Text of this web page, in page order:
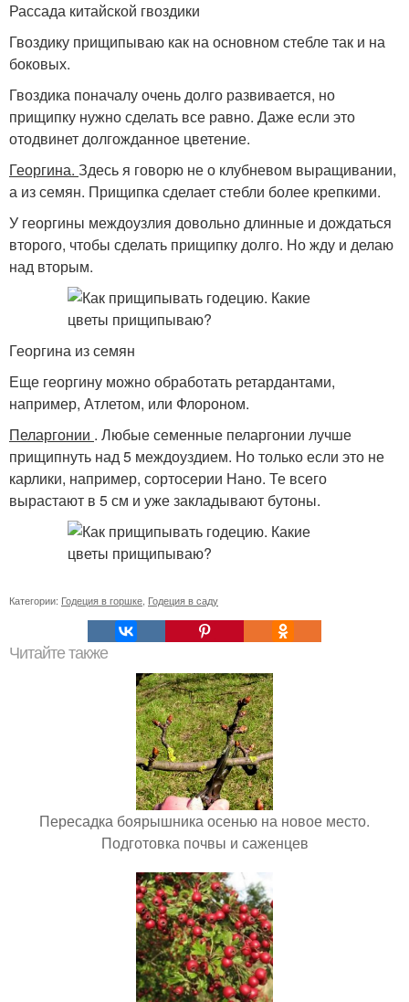
Рассада китайской гвоздики
Гвоздику прищипываю как на основном стебле так и на
боковых.
Гвоздика поначалу очень долго развивается, но
прищипку нужно сделать все равно. Даже если это
отодвинет долгожданное цветение.
Георгина. Здесь я говорю не о клубневом выращивании,
а из семян. Прищипка сделает стебли более крепкими.
У георгины междоузлия довольно длинные и дождаться
второго, чтобы сделать прищипку долго. Но жду и делаю
над вторым.
Георгина из семян
Еще георгину можно обработать ретардантами,
например, Атлетом, или Флороном.
Пеларгонии . Любые семенные пеларгонии лучше
прищипнуть над 5 междоуздием. Но только если это не
карлики, например, сортосерии Нано. Те всего
вырастают в 5 см и уже закладывают бутоны.
Категории: Годеция в горшке Годеция в саду
Читайте также
Пересадка боярышника осенью на новое место.
Подготовка почвы и саженцев